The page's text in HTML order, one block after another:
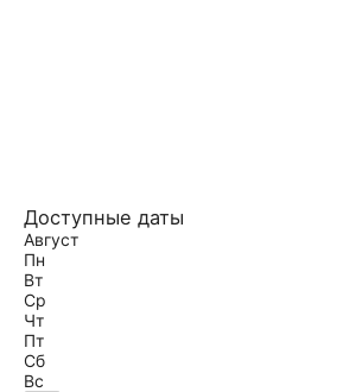
Доступные даты
Август
Пн
Вт
Ср
Чт
Пт
Сб
Вс